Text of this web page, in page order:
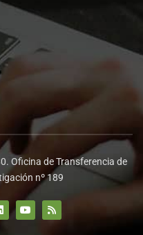
Oficina de Transferencia de
nº 189